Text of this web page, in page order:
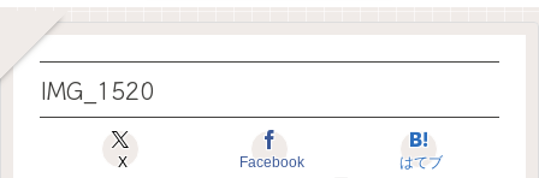
IMG_1520
X Facebook はてブ